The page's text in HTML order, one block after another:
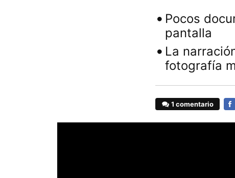
Pocos
pantalla
La
fotografía
1 comentario